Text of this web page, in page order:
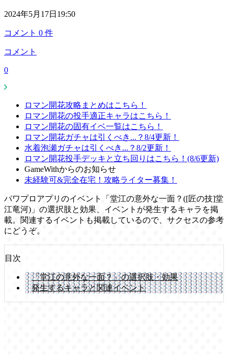
2024年5月17日19:50
コメント 0 件
コメント
0
ロマン開花攻略まとめはこちら！
ロマン開花の投手適正キャラはこちら！
ロマン開花の固有イベ一覧はこちら！
ロマン開花ガチャは引くべき...？8/4更新！
水着泡瀬ガチャは引くべき...？8/2更新！
ロマン開花投手デッキと立ち回りはこちら！(8/6更新)
GameWithからのお知らせ
未経験可&完全在宅！攻略ライター募集！
パワプロアプリのイベント「堂江の意外な一面？([匠の技]堂
江竜河)」の選択肢と効果、イベントが発生するキャラを掲
載。関連するイベントも掲載しているので、サクセスの参考
にどうぞ。
目次
「堂江の意外な一面？」の選択肢・効果
発生するキャラと関連イベント